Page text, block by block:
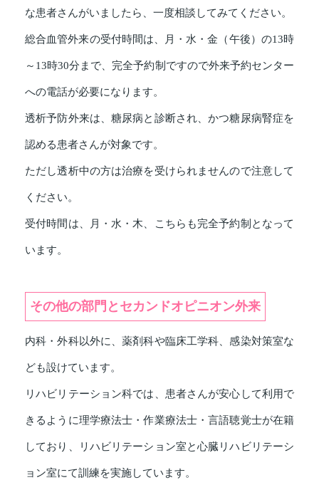
な患者さんがいましたら、一度相談してみてください。
総合血管外来の受付時間は、月・水・金（午後）の13時
～13時30分まで、完全予約制ですので外来予約センター
への電話が必要になります。
透析予防外来は、糖尿病と診断され、かつ糖尿病腎症を
認める患者さんが対象です。
ただし透析中の方は治療を受けられませんので注意して
ください。
受付時間は、月・水・木、こちらも完全予約制となって
います。
その他の部門とセカンドオピニオン外来
内科・外科以外に、薬剤科や臨床工学科、感染対策室な
ども設けています。
リハビリテーション科では、患者さんが安心して利用で
きるように理学療法士・作業療法士・言語聴覚士が在籍
しており、リハビリテーション室と心臓リハビリテーシ
ョン室にて訓練を実施しています。